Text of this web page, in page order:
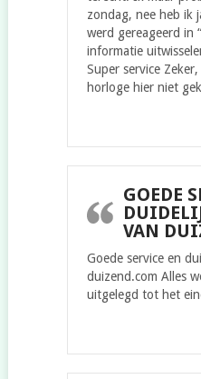
zondag, nee heb ik
werd gereageerd in
informatie
Super service
horloge hier niet
GOEDE
VAN
Goede service en
duizend.com Alles
uitgelegd tot het